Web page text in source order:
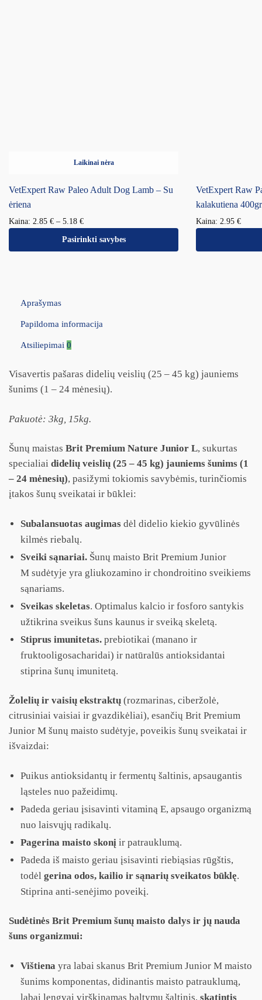
Laikinai nėra
VetExpert Raw Paleo Adult Dog Lamb – Su
ėriena
Kaina: 2.85 € – 5.18 €
Pasirinkti savybes
VetExpert Raw
kalakutiena
Kaina: 2.95 €
Aprašymas
Papildoma informacija
Atsiliepimai 0
Visavertis pašaras didelių veislių (25 – 45 kg) jauniems
šunims (1 – 24 mėnesių).
Pakuotė: 3kg, 15kg.
Šunų maistas Brit Premium Nature Junior L, sukurtas
specialiai didelių veislių (25 – 45 kg) jauniems šunims (1
– 24 mėnesių), pasižymi tokiomis savybėmis, turinčiomis
įtakos šunų sveikatai ir būklei:
Subalansuotas augimas dėl didelio kiekio gyvūlinės
kilmės riebalų.
Sveiki sąnariai. Šunų maisto Brit Premium Junior
M sudėtyje yra gliukozamino ir chondroitino sveikiems
sąnariams.
Sveikas skeletas. Optimalus kalcio ir fosforo santykis
užtikrina sveikus šuns kaunus ir sveiką skeletą.
Stiprus imunitetas. prebiotikai (manano ir
fruktooligosacharidai) ir natūralūs antioksidantai
stiprina šunų imunitetą.
Žolelių ir vaisių ekstraktų (rozmarinas, ciberžolė,
citrusiniai vaisiai ir gvazdikėliai), esančių Brit Premium
Junior M šunų maisto sudėtyje, poveikis šunų sveikatai ir
išvaizdai:
Puikus antioksidantų ir fermentų šaltinis, apsaugantis
ląsteles nuo pažeidimų.
Padeda geriau įsisavinti vitaminą E, apsaugo organizmą
nuo laisvųjų radikalų.
Pagerina maisto skonį ir patrauklumą.
Padeda iš maisto geriau įsisavinti riebiąsias rūgštis,
todėl gerina odos, kailio ir sąnarių sveikatos būklę.
Stiprina anti-senėjimo poveikį.
Sudėtinės Brit Premium šunų maisto dalys ir jų nauda
šuns organizmui:
Vištiena yra labai skanus Brit Premium Junior M maisto
šunims komponentas, didinantis maisto patrauklumą,
labai lengvai virškinamas baltymų šaltinis, skatintis